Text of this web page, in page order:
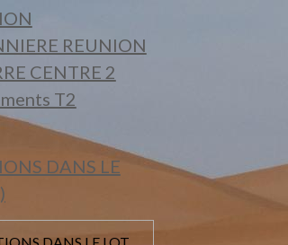
REUNION
CENTRE 2
T2
DANS LE